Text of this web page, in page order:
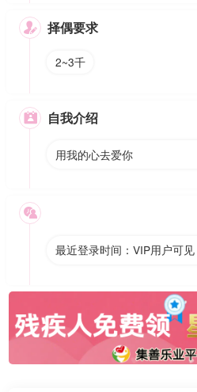
 择偶要求
2~3千
 自我介绍
用我的心去爱你

最近登录时间：VIP用户可见